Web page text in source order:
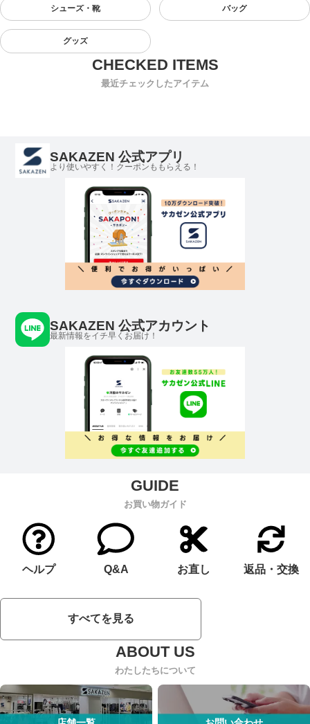
シューズ・靴 バッグ
グッズ
最近チェックしたアイテム
SAKAZEN 公式アプリ
より使いやすく！クーポンももらえる！
SAKAZEN 公式アカウント
最新情報をイチ早くお届け！
お買い物ガイド
ヘルプ Q&A お直し 返品・交換
すべてを見る
わたしたちについて